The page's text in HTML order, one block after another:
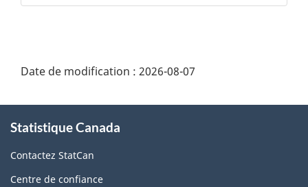
Date de modification : 2026-08-07
propos
de
ce
Statistique Canada
Contactez StatCan
Centre de confiance